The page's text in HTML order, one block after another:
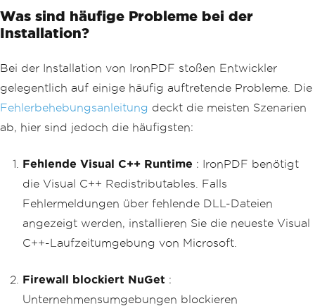
Was sind häufige Probleme bei der
Installation?
Bei der Installation von IronPDF stoßen Entwickler
gelegentlich auf einige häufig auftretende Probleme. Die
Fehlerbehebungsanleitung deckt die meisten Szenarien
ab, hier sind jedoch die häufigsten:
Fehlende Visual C++ Runtime : IronPDF benötigt
die Visual C++ Redistributables. Falls
Fehlermeldungen über fehlende DLL-Dateien
angezeigt werden, installieren Sie die neueste Visual
C++-Laufzeitumgebung von Microsoft.
Firewall blockiert NuGet :
Unternehmensumgebungen blockieren